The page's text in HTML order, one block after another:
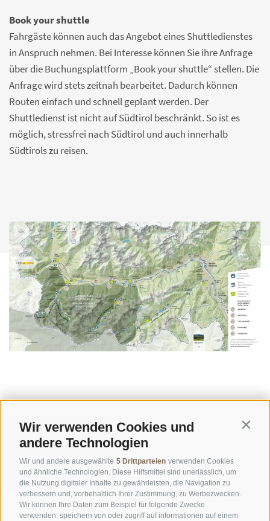
Wir verwenden Cookies und
andere Technologien
Wir und andere ausgewählte 5 Drittparteien verwenden Cookies
und ähnliche Technologien. Diese Hilfsmittel sind unerlässlich, um
die Nutzung digitaler Inhalte zu gewährleisten, die Navigation zu
verbessern und, vorbehaltlich Ihrer Zustimmung, zu Werbezwecken.
Wir können Ihre Daten zum Beispiel für folgende Zwecke
verwenden: speichern von oder zugriff auf informationen auf einem
Book your shuttle
Fahrgäste können auch das Angebot eines Shuttledienstes
in Anspruch nehmen. Bei Interesse können Sie ihre Anfrage
über die Buchungsplattform „Book your shuttle“ stellen. Die
Anfrage wird stets zeitnah bearbeitet. Dadurch können
Routen einfach und schnell geplant werden. Der
Shuttledienst ist nicht auf Südtirol beschränkt. So ist es
möglich, stressfrei nach Südtirol und auch innerhalb
Südtirols zu reisen.
MOBILITÄT VOR ORT